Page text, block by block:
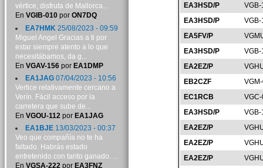
EA3HSD/P
EA3HSD/P
EA5FV/P
EA3HSD/P
EA2EZ/P
EB2CZF
EC1RCB
EA3HSD/P
EA2EZ/P
EA2EZ/P
EA2EZ/P
vértice, disfruta de Mallorca...
En VGIB-010por ON7DQ
EA7HMK 25/08/2023 - 09:59
Miguel Angel Gracias a ti por
estar siempre atento a lo que
necesitábamos, da g...
En VGAV-156por EA1DMP
EA1JAG07/04/2023 - 10:56
Vertice relativamente cercano a
Verín. Fácil acceso por la
carretera que sube de...
En VGOU-112por EA1JAG
EA1BJE13/03/2023 - 00:37
Veo que compañía no te ha
faltado. Habrás estado
entretenido con tanto ganado. ...
En VGSA-222por EA3FNZ